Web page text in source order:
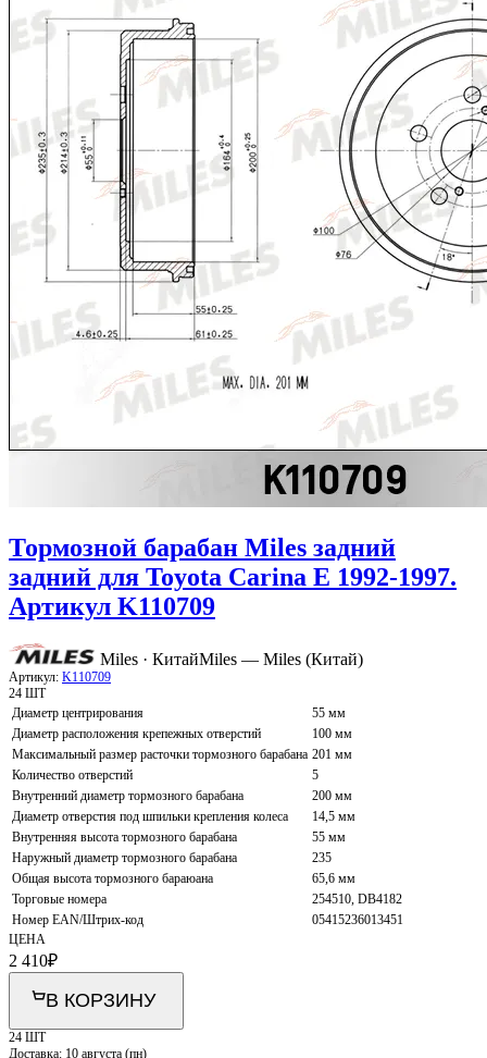
Тормозной барабан Miles задний
задний для Toyota Carina E 1992-1997.
Артикул K110709
Miles · КитайMiles — Miles (Китай)
Артикул: K110709
24 ШТ
Диаметр центрирования
55 мм
Диаметр расположения крепежных отверстий
100 мм
Максимальный размер расточки тормозного барабана 201 мм
Количество отверстий
5
Внутренний диаметр тормозного барабана
200 мм
Диаметр отверстия под шпильки крепления колеса
14,5 мм
Внутренняя высота тормозного барабана
55 мм
Наружный диаметр тормозного барабана
235
Общая высота тормозного бараюана
65,6 мм
Торговые номера
254510, DB4182
Номер EAN/Штрих-код
05415236013451
ЦЕНА
2 410₽
В КОРЗИНУ
24 ШТ
Доставка: 10 августа (пн)